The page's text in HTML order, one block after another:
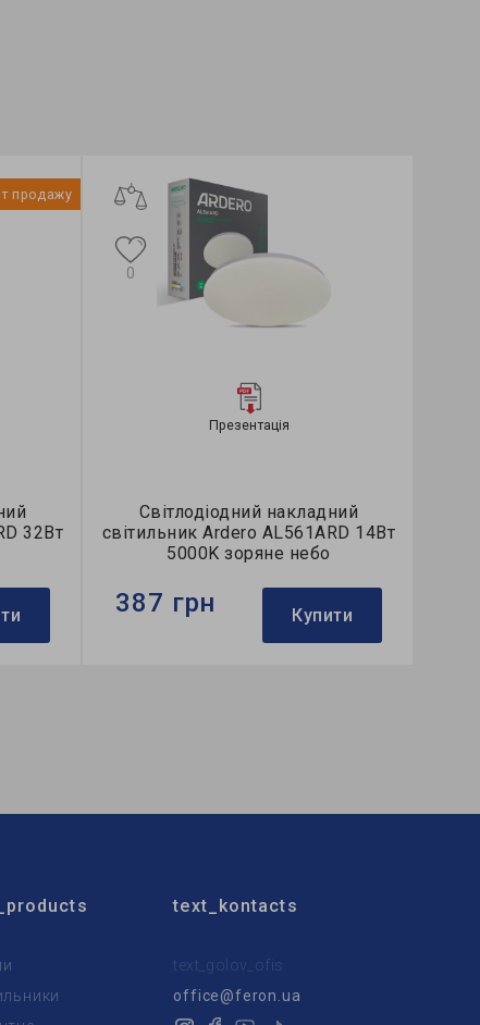
продажу
32Вт
Презентація
Світлодіодний накладний
світильник Ardero AL561ARD 14Вт
5000K зоряне небо
0
387 грн Купити
text_kontacts
text_golov_ofis
office@feron.ua